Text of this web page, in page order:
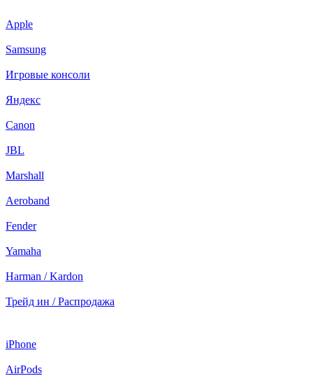
Apple
Samsung
Игровые консоли
Яндекс
Canon
JBL
Marshall
Aeroband
Fender
Yamaha
Harman / Kardon
Трейд ин / Распродажа
iPhone
AirPods